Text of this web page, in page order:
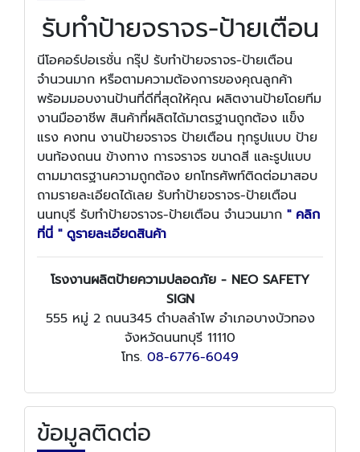
รับทำป้ายจราจร-ป้ายเตือน
นีโอคอร์ปอเรชั่น กรุ๊ป รับทำป้ายจราจร-ป้ายเตือน
จำนวนมาก หรือตามความต้องการของคุณลูกค้า
พร้อมมอบงานป้านที่ดีที่สุดให้คุณ ผลิตงานป้ายโดยทีม
งานมืออาชีพ สินค้าที่ผลิตได้มาตรฐานถูกต้อง แข็ง
แรง คงทน งานป้ายจราจร ป้ายเตือน ทุกรูปแบบ ป้าย
บนท้องถนน ข้างทาง การจราจร ขนาดสี และรูปแบบ
ตามมาตรฐานความถูกต้อง ยกโทรศัพท์ติดต่อมาสอบ
ถามรายละเอียดได้เลย รับทำป้ายจราจร-ป้ายเตือน
นนทบุรี รับทำป้ายจราจร-ป้ายเตือน จำนวนมาก " คลิก
ที่นี่ " ดูรายละเอียดสินค้า
โรงงานผลิตป้ายความปลอดภัย - NEO SAFETY
SIGN
555 หมู่ 2 ถนน345 ตำบลลำโพ อำเภอบางบัวทอง
จังหวัดนนทบุรี 11110
โทร. 08-6776-6049
ข้อมูลติดต่อ